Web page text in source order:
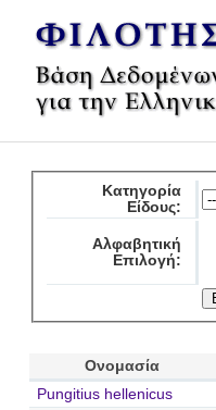
Κατηγορία
Είδους:
Αλφαβητική
Επιλογή:
Ονομασία
Pungitius hellenicus